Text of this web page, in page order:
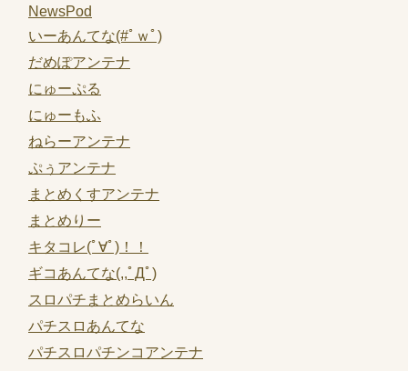
NewsPod
いーあんてな(#ﾟｗﾟ)
だめぽアンテナ
にゅーぷる
にゅーもふ
ねらーアンテナ
ぷぅアンテナ
まとめくすアンテナ
まとめりー
キタコレ(ﾟ∀ﾟ)！！
ギコあんてな(,,ﾟДﾟ)
スロパチまとめらいん
パチスロあんてな
パチスロパチンコアンテナ